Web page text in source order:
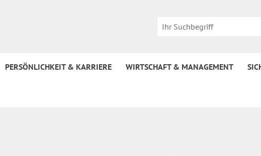
PERSÖNLICHKEIT & KARRIERE WIRTSCHAFT & MANAGEMENT